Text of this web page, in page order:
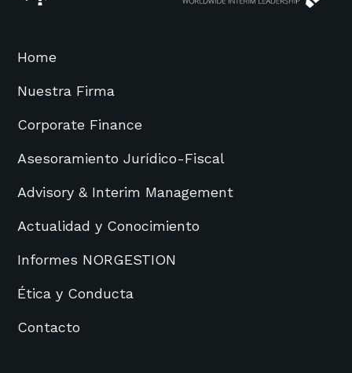
Home
Nuestra Firma
Corporate Finance
Asesoramiento Jurídico-Fiscal
Advisory & Interim Management
Actualidad y Conocimiento
Informes NORGESTION
Ética y Conducta
Contacto